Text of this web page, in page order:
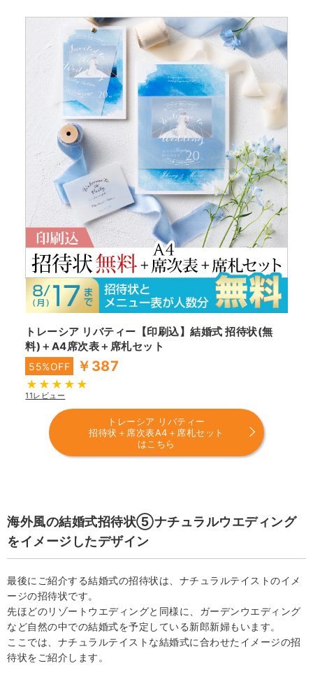
トレーシア リバティー【印刷込】結婚式 招待状(無
料)＋A4席次表＋席札セット
55%OFF ￥387
11レビュー
トレーシア リバティー
招待状＋席次表A4＋席札セット
はこちら
海外風の結婚式招待状⑤ナチュラルウエディング
をイメージしたデザイン
最後にご紹介する結婚式の招待状は、ナチュラルテイストのイメ
ージの招待状です。
先ほどのリゾートウエディングと同様に、ガーデンウエディング
など自然の中での結婚式を予定している新郎新婦もいます。
ここでは、ナチュラルテイストな結婚式に合わせたイメージの招
待状をご紹介します。